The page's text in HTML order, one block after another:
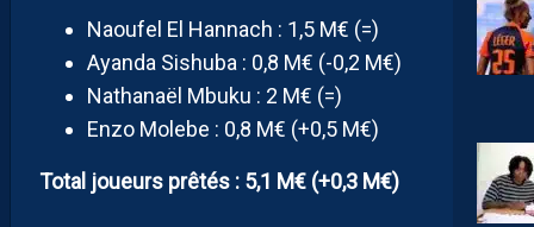
Naoufel El Hannach : 1,5 M€ (=)
Ayanda Sishuba : 0,8 M€ (-0,2 M€)
Nathanaël Mbuku : 2 M€ (=)
Enzo Molebe : 0,8 M€ (+0,5 M€)
Total joueurs prêtés : 5,1 M€ (+0,3 M€)